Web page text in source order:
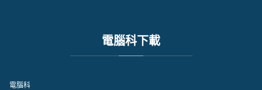
電腦科下載
電腦科